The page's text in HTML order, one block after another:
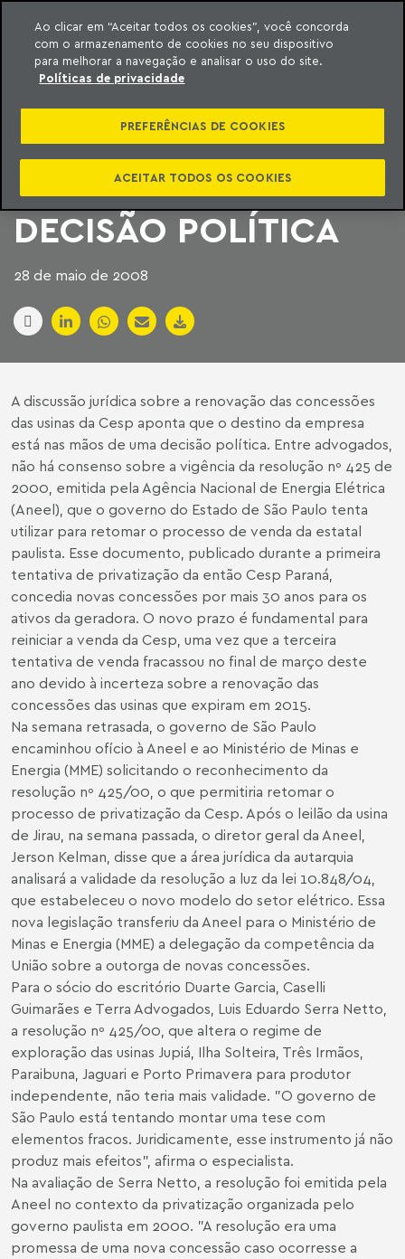
o conteúdo
Machado Meyer
COM IMPASSE
JURÍDICO, VENDA DA
CESP DEPENDE DE
DECISÃO POLÍTICA
28 de maio de 2008
A discussão jurídica sobre a renovação das concessões
das usinas da Cesp aponta que o destino da empresa
está nas mãos de uma decisão política. Entre advogados,
não há consenso sobre a vigência da resolução nº 425 de
2000, emitida pela Agência Nacional de Energia Elétrica
(Aneel), que o governo do Estado de São Paulo tenta
utilizar para retomar o processo de venda da estatal
paulista. Esse documento, publicado durante a primeira
tentativa de privatização da então Cesp Paraná,
concedia novas concessões por mais 30 anos para os
ativos da geradora. O novo prazo é fundamental para
reiniciar a venda da Cesp, uma vez que a terceira
tentativa de venda fracassou no final de março deste
ano devido à incerteza sobre a renovação das
concessões das usinas que expiram em 2015.
Na semana retrasada, o governo de São Paulo
encaminhou ofício à Aneel e ao Ministério de Minas e
Energia (MME) solicitando o reconhecimento da
resolução nº 425/00, o que permitiria retomar o
processo de privatização da Cesp. Após o leilão da usina
de Jirau, na semana passada, o diretor geral da Aneel,
Jerson Kelman, disse que a área jurídica da autarquia
analisará a validade da resolução a luz da lei 10.848/04,
que estabeleceu o novo modelo do setor elétrico. Essa
nova legislação transferiu da Aneel para o Ministério de
Minas e Energia (MME) a delegação da competência da
União sobre a outorga de novas concessões.
Para o sócio do escritório Duarte Garcia, Caselli
Guimarães e Terra Advogados, Luis Eduardo Serra Netto,
a resolução nº 425/00, que altera o regime de
exploração das usinas Jupiá, Ilha Solteira, Três Irmãos,
Paraibuna, Jaguari e Porto Primavera para produtor
independente, não teria mais validade. "O governo de
São Paulo está tentando montar uma tese com
elementos fracos. Juridicamente, esse instrumento já não
produz mais efeitos", afirma o especialista.
Na avaliação de Serra Netto, a resolução foi emitida pela
Aneel no contexto da privatização organizada pelo
governo paulista em 2000. "A resolução era uma
promessa de uma nova concessão caso ocorresse a
Ao clicar em “Aceitar todos os cookies”, você concorda
com o armazenamento de cookies no seu dispositivo
para melhorar a navegação e analisar o uso do site.
Políticas de privacidade
PREFERÊNCIAS DE COOKIES
ACEITAR TODOS OS COOKIES